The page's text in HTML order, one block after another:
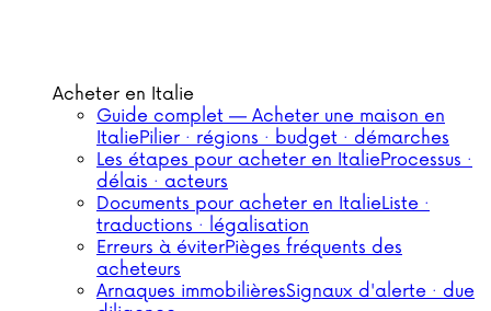
Acheter en Italie
Guide complet — Acheter une maison en
ItaliePilier · régions · budget · démarches
Les étapes pour acheter en ItalieProcessus ·
délais · acteurs
Documents pour acheter en ItalieListe ·
traductions · légalisation
Erreurs à éviterPièges fréquents des
acheteurs
Arnaques immobilièresSignaux d'alerte · due